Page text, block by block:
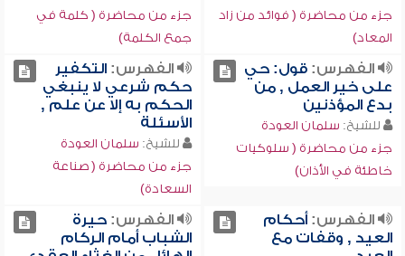
جزء من محاضرة ( فوائد من زاد
المعاد)
جزء من محاضرة ( كلمة في
جمع الكلمة)
الفهرس:قول: حي
على خير العمل , من
بدع المؤذنين
للشيخ: سلمان العودة
جزء من محاضرة ( سلوكيات
خاطئة في الأذان)
الفهرس:التكفير
حكم شرعي لا ينبغي
الحكم به إلا عن علم ,
الأسئلة
للشيخ: سلمان العودة
جزء من محاضرة ( صناعة
السعادة)
الفهرس:أحكام
العيد , وقفات مع
الفهرس:حيرة
الشباب أمام الركام